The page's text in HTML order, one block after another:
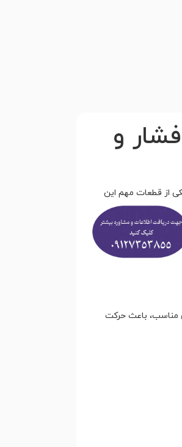
و
از قطعات مهم این
مناسب، باعث حرکت